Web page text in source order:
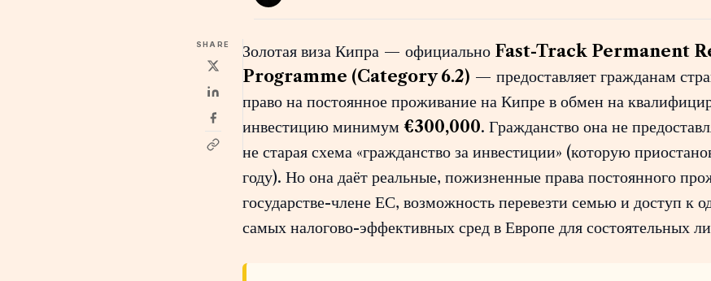
SHARE Золотая виза Кипра — официально Fast-Track Permanent
Programme (Category 6.2) — предоставляет гражданам
право на постоянное проживание на Кипре в обмен на
инвестицию минимум €300,000. Гражданство она не
не старая схема «гражданство за инвестиции» (которую
году). Но она даёт реальные, пожизненные права постоянного
государстве-члене ЕС, возможность перевезти семью и доступ к
самых налогово-эффективных сред в Европе для состоятельных